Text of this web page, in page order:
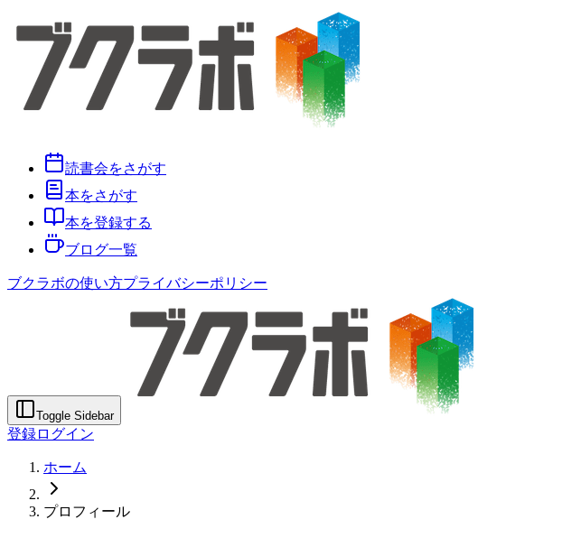
読書会をさがす
本をさがす
本を登録する
ブログ一覧
ブクラボの使い方プライバシーポリシー
Toggle Sidebar
登録ログイン
ホーム
プロフィール